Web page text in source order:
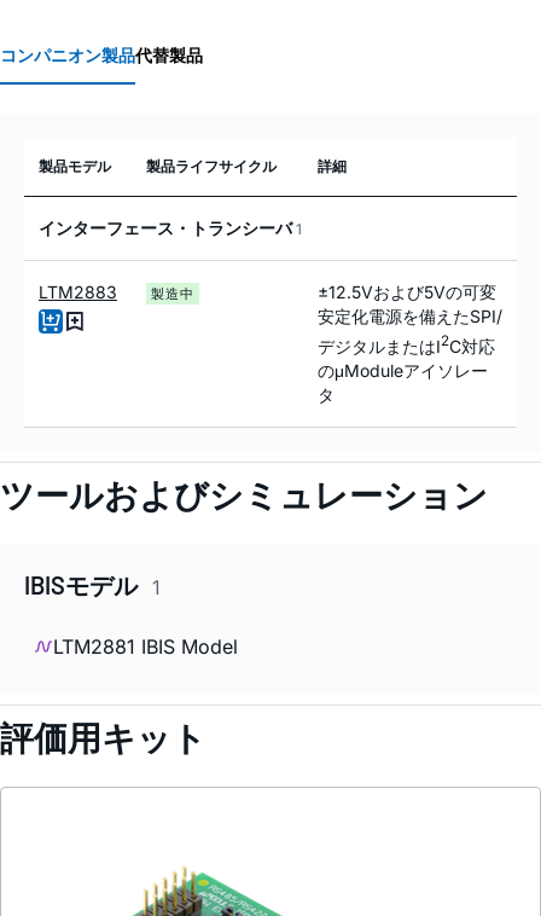
コンパニオン製品代替製品
製品モデル 製品ライフサイクル 詳細
インターフェース・トランシーバ1
LTM2883 製造中
±12.5Vおよび5Vの可変
安定化電源を備えたSPI/
デジタルまたはI2C対応
のμModuleアイソレー
タ
ツールおよびシミュレーション
IBISモデル 1
LTM2881 IBIS Model
評価用キット